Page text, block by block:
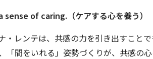
sense of caring.（ケアする心を養う）
・レンテは、共感の力を引き出すことで
「間をいれる」姿勢づくりが、共感の心